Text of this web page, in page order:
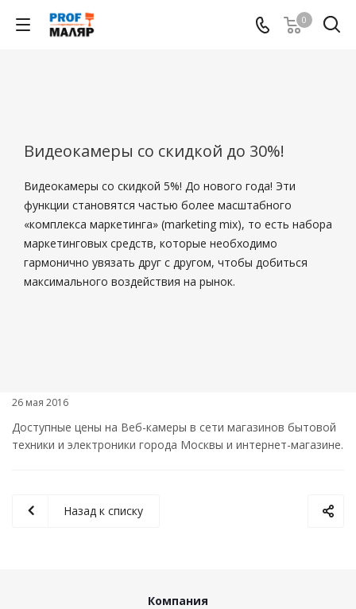
0
Видеокамеры со скидкой до 30%!
Видеокамеры со скидкой 5%! До нового года! Эти
функции становятся частью более масштабного
«комплекса маркетинга» (marketing mix), то есть набора
маркетинговых средств, которые необходимо
гармонично увязать друг с другом, чтобы добиться
максимального воздействия на рынок.
26 мая 2016
Доступные цены на Веб-камеры в сети магазинов бытовой
техники и электроники города Москвы и интернет-магазине.
Назад к списку
Компания